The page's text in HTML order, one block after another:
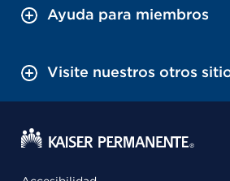
Ayuda para miembros
Visite nuestros otros